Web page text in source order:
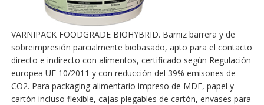
VARNIPACK FOODGRADE BIOHYBRID. Barniz barrera y de
sobreimpresión parcialmente biobasado, apto para el contacto
directo e indirecto con alimentos, certificado según Regulación
europea UE 10/2011 y con reducción del 39% emisones de
CO2. Para packaging alimentario impreso de MDF, papel y
cartón incluso flexible, cajas plegables de cartón, envases para